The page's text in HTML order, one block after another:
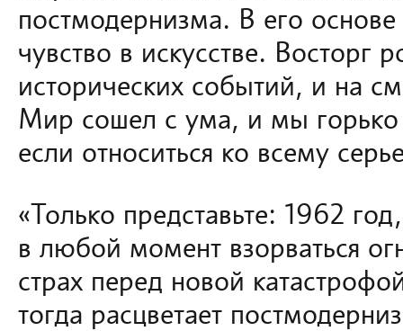
постмодернизма. В его
чувство в искусстве. Восторг
исторических событий, и на
Мир сошел с ума, и мы
если относиться ко всему
«Только представьте: 1962
в любой момент взорваться
страх перед новой
тогда расцветает